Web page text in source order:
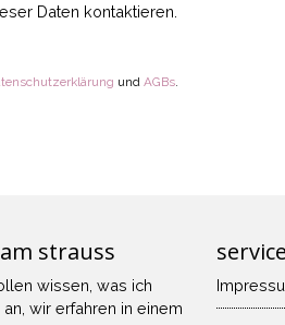
Daten kontaktieren.
und AGBs.
strauss
wissen, was ich
an , wir erfahren in einem
service